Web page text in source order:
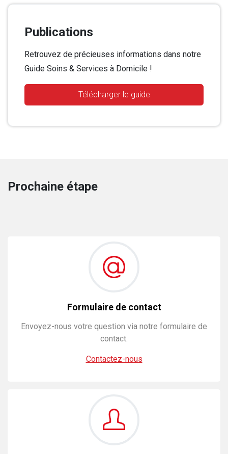
Publications
Retrouvez de précieuses informations dans notre
Guide Soins & Services à Domicile !
Télécharger le guide
Prochaine étape
Formulaire de contact
Envoyez-nous votre question via notre formulaire de
contact.
Contactez-nous